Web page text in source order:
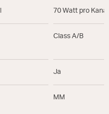
70 Watt pro Kanal
Class A/B
Ja
MM